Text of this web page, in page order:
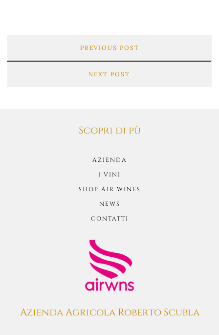
PREVIOUS POST
NEXT POST
Scopri di pù
AZIENDA
I VINI
SHOP AIR WINES
NEWS
CONTATTI
Azienda Agricola Roberto Scubla